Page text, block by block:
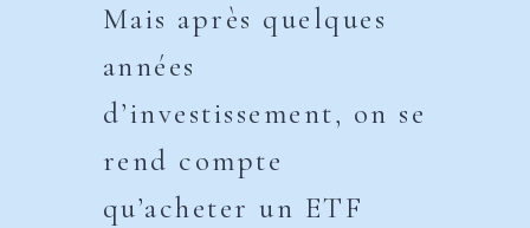
Mais après quelques
années
d’investissement, on se
rend compte
qu’acheter un ETF